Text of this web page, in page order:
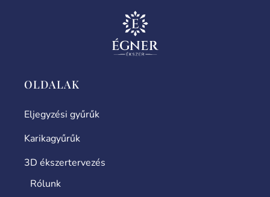
OLDALAK
Eljegyzési gyűrűk
Karikagyűrűk
3D ékszertervezés
Rólunk